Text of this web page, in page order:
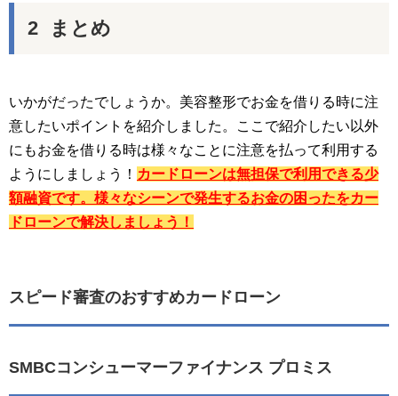
まとめ
いかがだったでしょうか。美容整形でお金を借りる時に注
意したいポイントを紹介しました。ここで紹介したい以外
にもお金を借りる時は様々なことに注意を払って利用する
ようにしましょう！ カードローンは無担保で利用できる少
額融資です。様々なシーンで発生するお金の困ったをカー
ドローンで解決しましょう！
スピード審査のおすすめカードローン
SMBCコンシューマーファイナンス プロミス